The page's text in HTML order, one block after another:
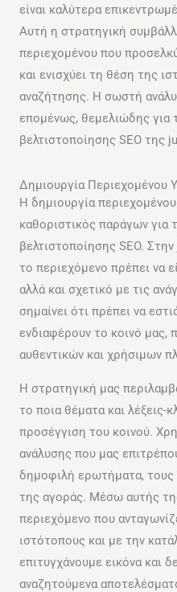
είναι καλύτερα
Αυτή η στρατηγική
περιεχομένου που
και ενισχύει τη θέση της
αναζήτησης. Η σωστή
επομένως, θεμελιώδης για
βελτιστοποίησης SEO της
Δημιουργία Περιεχομένου
Η δημιουργία
καθοριστικός παράγων για
βελτιστοποίησης SEO.
το περιεχόμενο πρέπει να
αλλά και σχετικό με τις
σημαίνει ότι πρέπει να
ενδιαφέρουν το κοινό
αυθεντικών και χρήσιμων
Η στρατηγική μας
το ποια θέματα και λέξεις-
προσέγγιση του κοινού.
ανάλυσης που μας
δημοφιλή ερωτήματα, τους
της αγοράς. Μέσω αυτής
περιεχόμενο που
ιστότοπους και με την
επιτυγχάνουμε εικόνα και
αναζητούμενα